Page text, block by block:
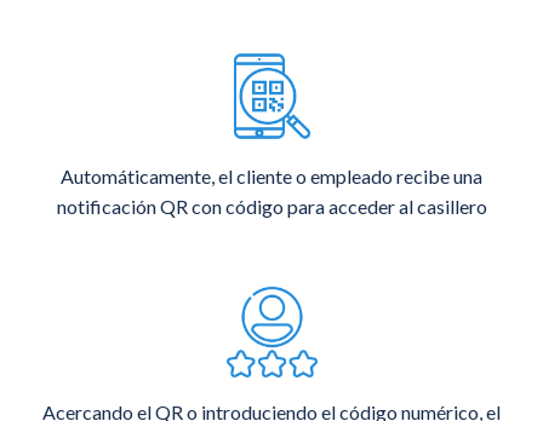
Automáticamente, el cliente o empleado recibe una
notificación QR con código para acceder al casillero
Acercando el QR o introduciendo el código numérico, el